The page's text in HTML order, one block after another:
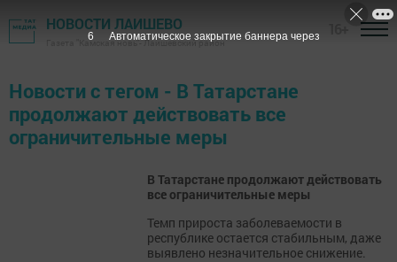
НОВОСТИ ЛАИШЕВО
Газета "Камская новь"- Лаишевский район
Новости с тегом - ​​​​​​​В Татарстане
продолжают действовать все
ограничительные меры
​​​​​​​В Татарстане продолжают действовать
все ограничительные меры
​​​​​​​Темп прироста заболеваемости в
республике остается стабильным, даже
выявлено незначительное снижение.
6 Автоматическое закрытие баннера через